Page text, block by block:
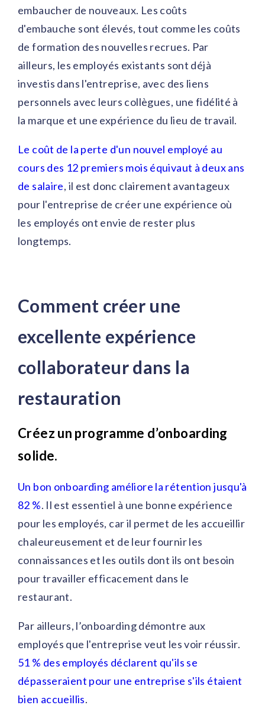
embaucher de nouveaux. Les coûts
d'embauche sont élevés, tout comme les coûts
de formation des nouvelles recrues. Par
ailleurs, les employés existants sont déjà
investis dans l'entreprise, avec des liens
personnels avec leurs collègues, une fidélité à
la marque et une expérience du lieu de travail.
Le coût de la perte d'un nouvel employé au
cours des 12 premiers mois équivaut à deux ans
de salaire, il est donc clairement avantageux
pour l'entreprise de créer une expérience où
les employés ont envie de rester plus
longtemps.
Comment créer une
excellente expérience
collaborateur dans la
restauration
Créez un programme d’onboarding
solide.
Un bon onboarding améliore la rétention jusqu'à
82 %. Il est essentiel à une bonne expérience
pour les employés, car il permet de les accueillir
chaleureusement et de leur fournir les
connaissances et les outils dont ils ont besoin
pour travailler efficacement dans le
restaurant.
Par ailleurs, l’onboarding démontre aux
employés que l'entreprise veut les voir réussir.
51 % des employés déclarent qu'ils se
dépasseraient pour une entreprise s'ils étaient
bien accueillis.